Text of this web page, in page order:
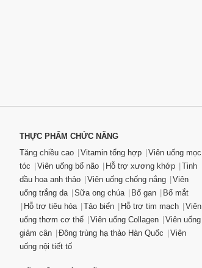
THỰC PHẨM CHỨC NĂNG
Tăng chiều cao
Vitamin tổng hợp
Viên uống mọc
tóc
Viên uống bổ não Hỗ trợ xương khớp
Tinh
dầu hoa anh thảo
Viên uống chống nắng
Viên
uống trắng da
Sữa ong chúa Bổ gan
Bổ mắt
Hỗ trợ tiêu hóa
Tảo biển Hỗ trợ tim mạch
Viên
uống thơm cơ thể
Viên uống Collagen
Viên uống
giảm cân
Đông trùng hạ thảo Hàn Quốc
Viên
uống nội tiết tố